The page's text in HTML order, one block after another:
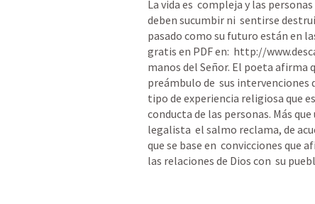
La vida es  compleja y las
deben sucumbir ni  sentirse
pasado como su futuro están en
gratis en PDF en:  http://
manos del Señor. El poeta afirma
preámbulo de  sus
tipo de experiencia religiosa que
conducta de las personas. Más
legalista  el salmo reclama, de
que se base en  convicciones que
las relaciones de Dios con  su